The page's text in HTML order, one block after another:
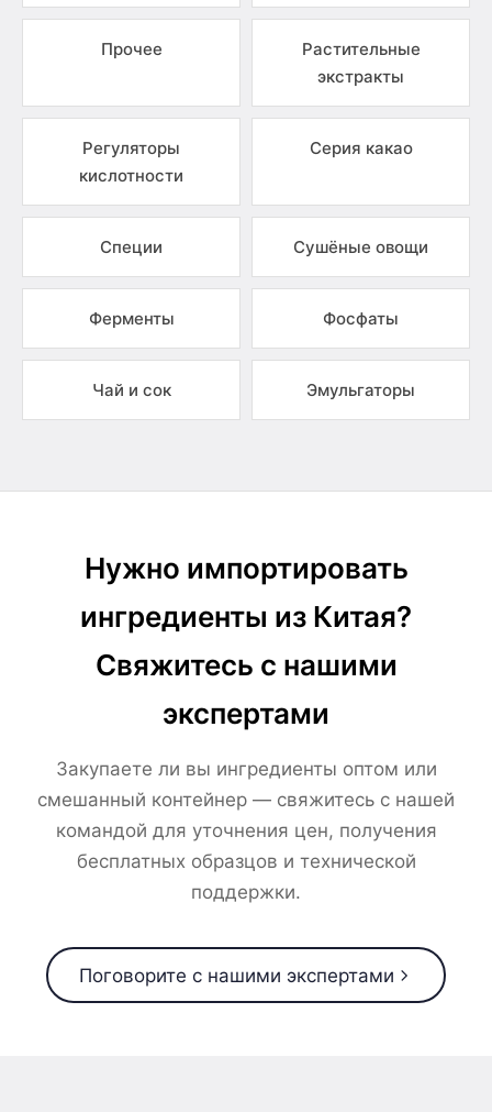
Прочее
Растительные
экстракты
Регуляторы
кислотности
Серия какао
Специи Сушёные овощи
Ферменты Фосфаты
Чай и сок Эмульгаторы
Нужно импортировать
ингредиенты из Китая?
Свяжитесь с нашими
экспертами
Закупаете ли вы ингредиенты оптом или
смешанный контейнер — свяжитесь с нашей
командой для уточнения цен, получения
бесплатных образцов и технической
поддержки.
Поговорите с нашими экспертами